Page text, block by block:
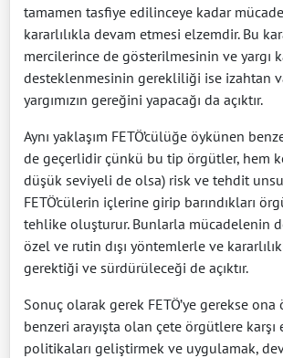
tamamen tasfiye edilinceye kadar
kararlılıkla devam etmesi elzemdir. Bu
mercilerince de gösterilmesinin ve yargı
desteklenmesinin gerekliliği ise izahtan
yargımızın gereğini yapacağı da açıktır.
Aynı yaklaşım FETÖ’cülüğe öykünen
de geçerlidir çünkü bu tip örgütler, hem
düşük seviyeli de olsa) risk ve tehdit
FETÖ’cülerin içlerine girip barındıkları
tehlike oluşturur. Bunlarla mücadelenin
özel ve rutin dışı yöntemlerle ve
gerektiği ve sürdürüleceği de açıktır.
Sonuç olarak gerek FETÖ’ye gerekse ona
benzeri arayışta olan çete örgütlere
politikaları geliştirmek ve uygulamak,